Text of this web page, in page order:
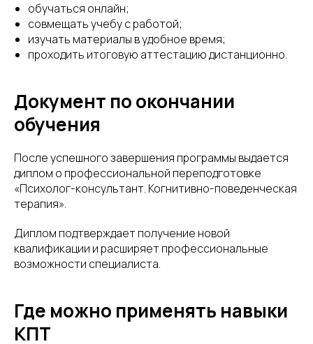
обучаться онлайн;
совмещать учебу с работой;
изучать материалы в удобное время;
проходить итоговую аттестацию дистанционно.
Документ по окончании
обучения
После успешного завершения программы выдается
диплом о профессиональной переподготовке
«Психолог-консультант. Когнитивно-поведенческая
терапия».
Диплом подтверждает получение новой
квалификации и расширяет профессиональные
возможности специалиста.
Где можно применять навыки
КПТ